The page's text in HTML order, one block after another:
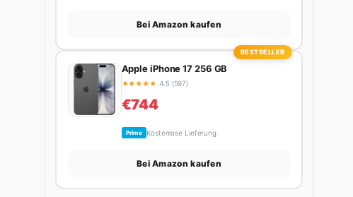
Bei Amazon kaufen
BESTSELLER
Apple iPhone 17 256 GB
★★★★★ 4.5 (597)
€744
Prime Kostenlose Lieferung
Bei Amazon kaufen